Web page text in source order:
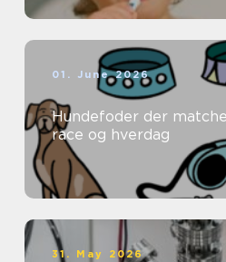
01. June 2026
Hundefoder der
race og hverdag
31. May 2026